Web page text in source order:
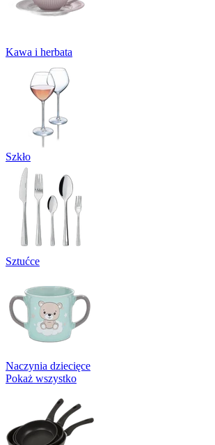
Kawa i herbata
Szkło
Sztućce
Naczynia dziecięce
Pokaż wszystko